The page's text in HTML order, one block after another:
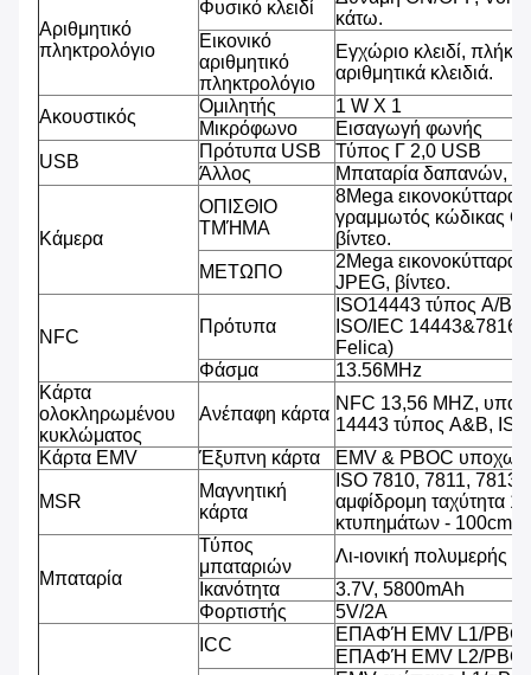
Αριθμητικό
πληκτρολόγιο
Φυσικό κλειδί
κάτω.
Εικονικό
αριθμητικό
πληκτρολόγιο
Εγχώριο κλειδί,
αριθμητικά κλειδιά.
Ακουστικός
Ομιλητής
1 W Χ 1
Μικρόφωνο
Εισαγωγή φωνής
USB
Πρότυπα USB
Τύπος Γ 2,0 USB
Άλλος
Μπαταρία δαπανών,
Κάμερα
ΟΠΙΣΘΙΟ
ΤΜΉΜΑ
8Mega εικονοκύτταρα,
γραμμωτός κώδικας
βίντεο.
ΜΕΤΩΠΟ
2Mega εικονοκύτταρα,
JPEG, βίντεο.
NFC
Πρότυπα
ISO14443 τύπος A/B
ISO/IEC 14443&7816,
Felica)
Φάσμα
13.56MHz
Κάρτα
ολοκληρωμένου
κυκλώματος
Ανέπαφη κάρτα
NFC 13,56 MHZ,
14443 τύπος A&B,
Κάρτα EMV
Έξυπνη κάρτα EMV & PBOC
MSR
Μαγνητική
κάρτα
ISO 7810, 7811, 7813
αμφίδρομη ταχύτητα
κτυπημάτων - 100cm/
Μπαταρία
Τύπος
μπαταριών
Λι-ιονική πολυμερής
Ικανότητα
3.7V, 5800mAh
Φορτιστής
5V/2A
ICC
ΕΠΑΦΉ EMV L1/
ΕΠΑΦΉ EMV L2/